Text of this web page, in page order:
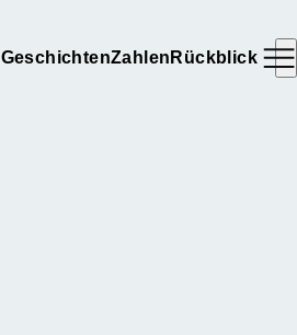
GeschichtenZahlen Rückblick